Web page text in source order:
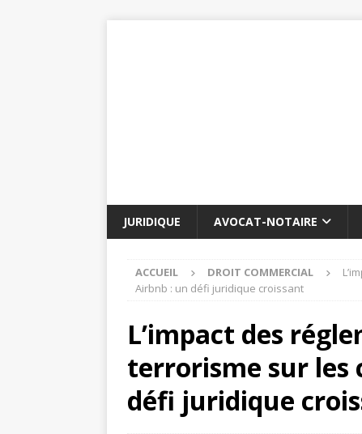
JURIDIQUE AVOCAT-NOTAIRE
ACCUEIL DROIT COMMERCIAL
Airbnb : un défi juridique croissant
L’impact des
terrorisme sur les
défi juridique